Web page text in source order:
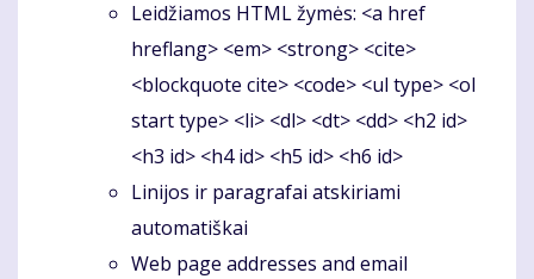
Leidžiamos HTML žymės: <a href
hreflang> <em> <strong> <cite>
<blockquote cite> <code> <ul type> <ol
start type> <li> <dl> <dt> <dd> <h2 id>
<h3 id> <h4 id> <h5 id> <h6 id>
Linijos ir paragrafai atskiriami
automatiškai
Web page addresses and email